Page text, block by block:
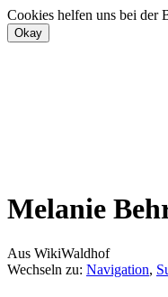
Cookies helfen uns bei der
Melanie
Aus WikiWaldhof
Wechseln zu: Navigation,